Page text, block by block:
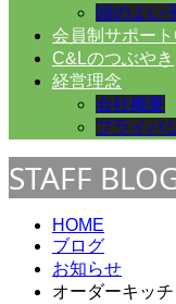
頭のよい
会員制サポー
C&Lのつぶやき
経営理念
会社概要
プライバ
STAFF
HOME
ブログ
お知らせ
オーダーキッ